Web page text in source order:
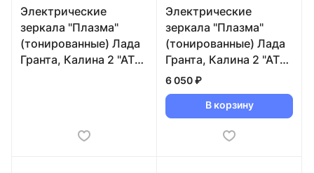
Электрические
зеркала "Плазма"
(тонированные) Лада
Гранта, Калина 2 "АТП"
Электрические
зеркала "Плазма"
(тонированные) Лада
Гранта, Калина 2 "АТП"
(100 Триумф)
6 050 ₽
В корзину